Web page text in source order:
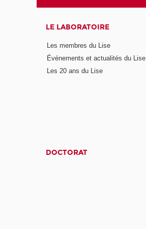
LE LABORATOIRE
Les membres du Lise
Événements et actualités du Lise
Les 20 ans du Lise
DOCTORAT